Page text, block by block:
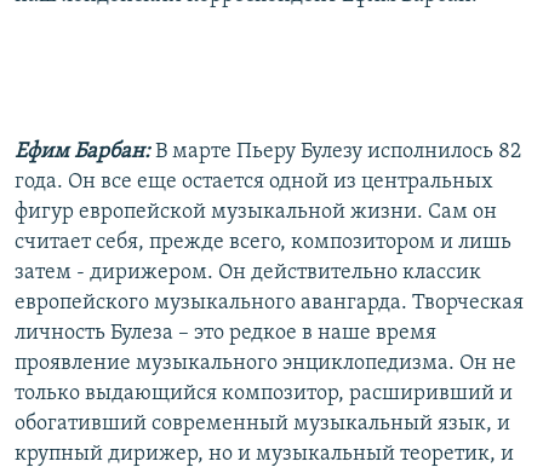
Ефим Барбан:В марте Пьеру Булезу исполнилось 82
года. Он все еще остается одной из центральных
фигур европейской музыкальной жизни. Сам он
считает себя, прежде всего, композитором и лишь
затем - дирижером. Он действительно классик
европейского музыкального авангарда. Творческая
личность Булеза – это редкое в наше время
проявление музыкального энциклопедизма. Он не
только выдающийся композитор, расширивший и
обогативший современный музыкальный язык, и
крупный дирижер, но и музыкальный теоретик, и